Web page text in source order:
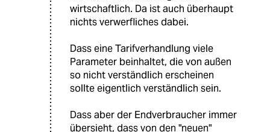
wirtschaftlich. Da ist auch überhaupt
nichts verwerfliches dabei.
Dass eine Tarifverhandlung viele
Parameter beinhaltet, die von außen
so nicht verständlich erscheinen
sollte eigentlich verständlich sein.
Dass aber der Endverbraucher immer
übersieht, dass von den "neuen"